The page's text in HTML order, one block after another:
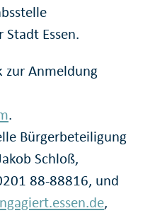
Essen.
zur Anmeldung
.
Bürgerbeteiligung
Schloß,
88-88816, und
,